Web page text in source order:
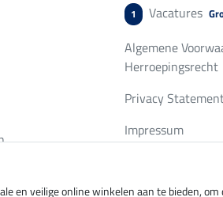
1 Vacatures
Algemene
Herroepingsrecht
Privacy
Impressum
en veilige online winkelen aan te bieden,